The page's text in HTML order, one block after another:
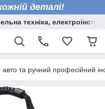
деталі!
техніка,
авто та ручний професійний